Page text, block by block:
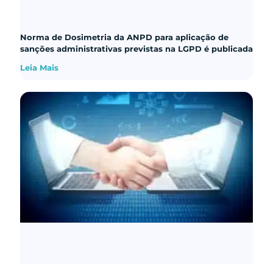
Norma de Dosimetria da ANPD para aplicação de
sanções administrativas previstas na LGPD é publicada
Leia Mais